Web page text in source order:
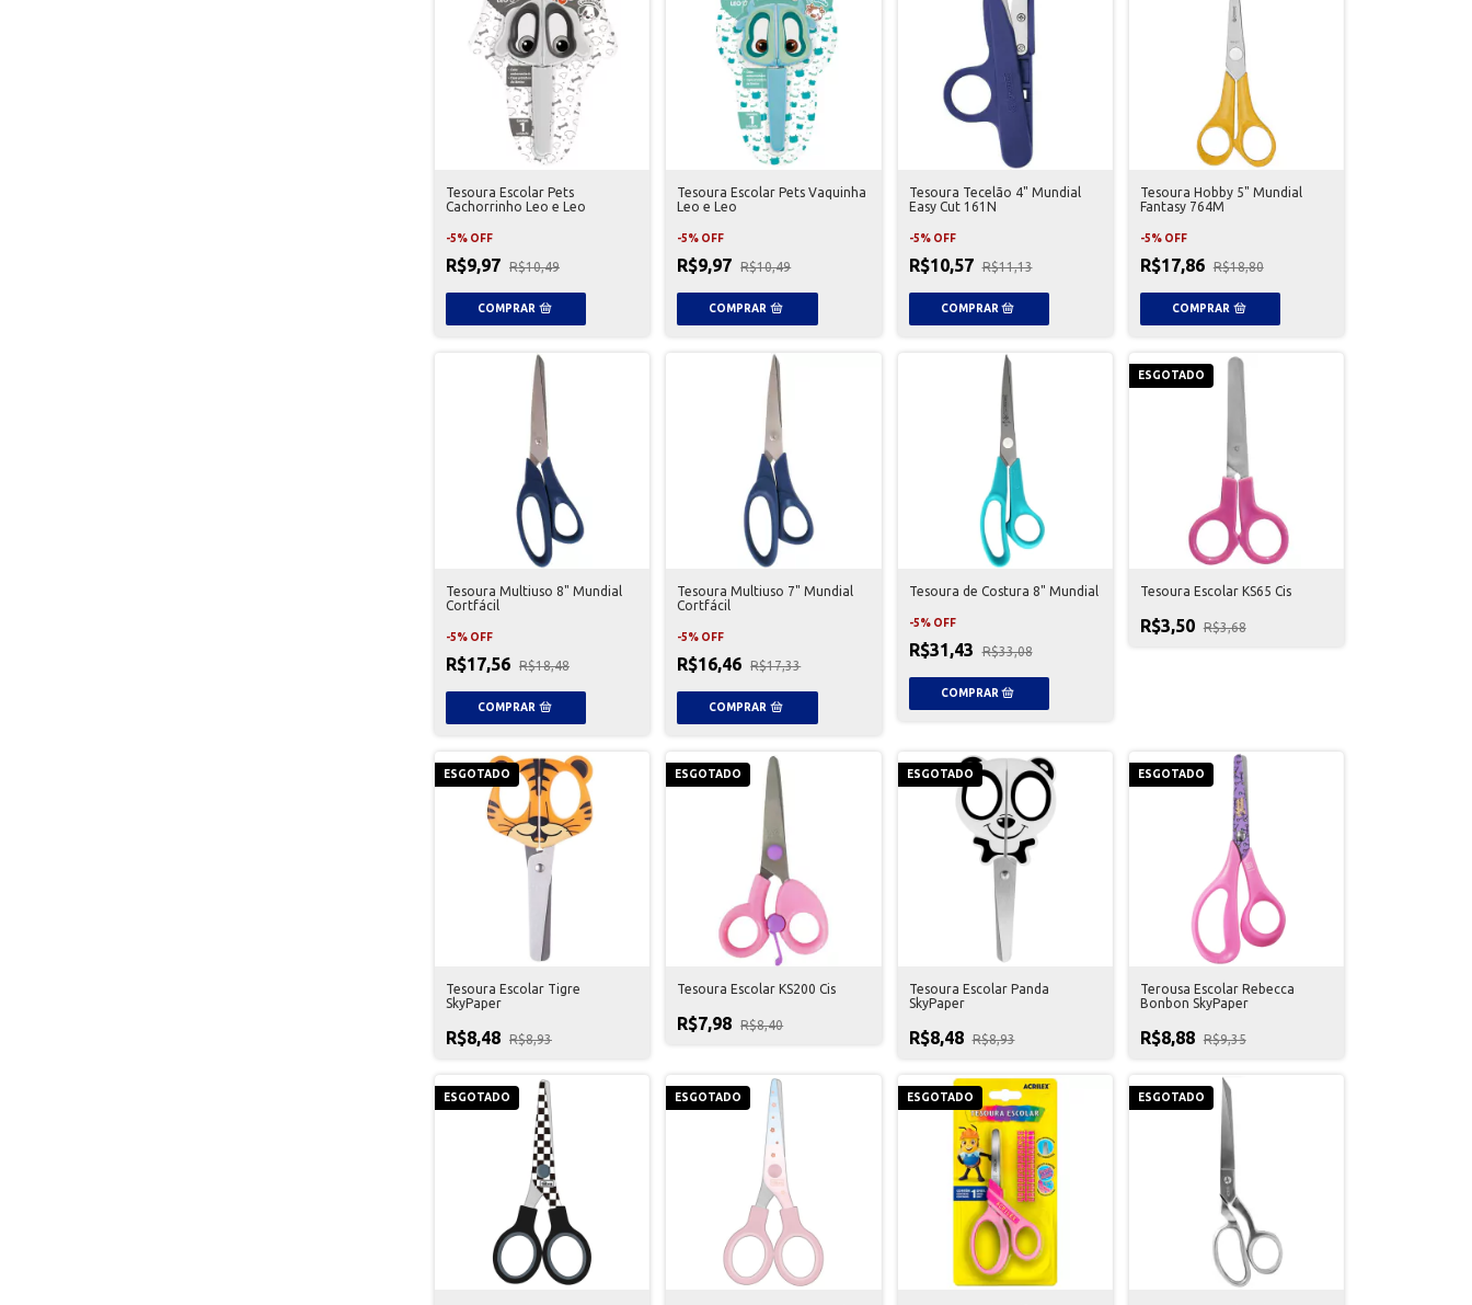
Tesoura Escolar Pets
Cachorrinho Leo e Leo
-5% OFF
R$9,97 R$10,49
Tesoura Escolar Pets Vaquinha
Leo e Leo
-5% OFF
R$9,97 R$10,49
Tesoura Tecelão 4" Mundial
Easy Cut 161N
-5% OFF
R$10,57 R$11,13
Tesoura Hobby 5" Mundial
Fantasy 764M
-5% OFF
R$17,86 R$18,80
Tesoura Multiuso 8" Mundial
Cortfácil
-5% OFF
R$17,56 R$18,48
Tesoura Multiuso 7" Mundial
Cortfácil
-5% OFF
R$16,46 R$17,33
Tesoura de Costura 8" Mundial
-5% OFF
R$31,43 R$33,08
ESGOTADO
Tesoura Escolar KS65 Cis
R$3,50 R$3,68
ESGOTADO
Tesoura Escolar Tigre
SkyPaper
R$8,48 R$8,93
ESGOTADO
Tesoura Escolar KS200 Cis
R$7,98 R$8,40
ESGOTADO
Tesoura Escolar Panda
SkyPaper
R$8,48 R$8,93
ESGOTADO
Terousa Escolar Rebecca
Bonbon SkyPaper
R$8,88 R$9,35
ESGOTADO ESGOTADO ESGOTADO ESGOTADO